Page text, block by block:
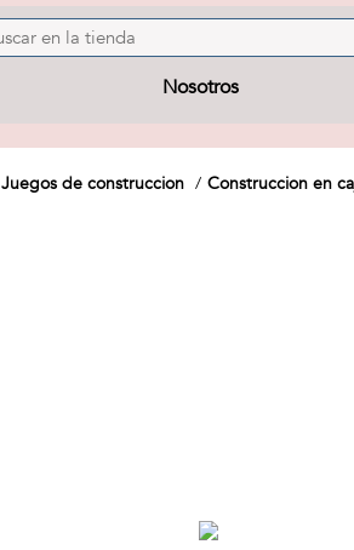
Nosotros
Juegos de construccion Construccion en